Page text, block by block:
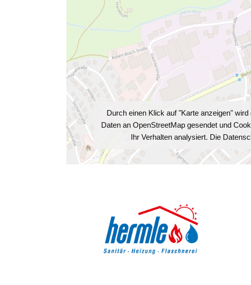
Durch einen Klick auf "Karte anzeigen"
Daten an OpenStreetMap gesendet und
Ihr Verhalten analysiert. Die